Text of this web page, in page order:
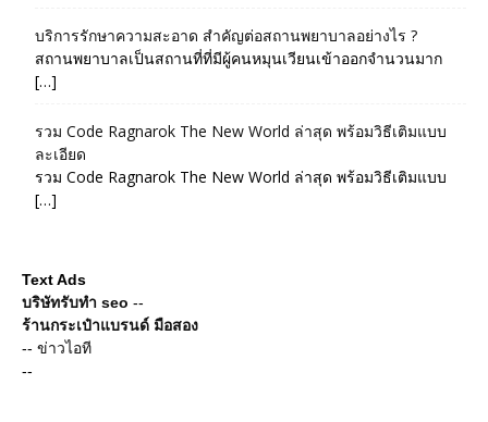
บริการรักษาความสะอาด สำคัญต่อสถานพยาบาลอย่างไร ?
สถานพยาบาลเป็นสถานที่ที่มีผู้คนหมุนเวียนเข้าออกจำนวนมาก
[…]
รวม Code Ragnarok The New World ล่าสุด พร้อมวิธีเติมแบบ
ละเอียด
รวม Code Ragnarok The New World ล่าสุด พร้อมวิธีเติมแบบ
[…]
Text Ads
บริษัทรับทำ seo --
ร้านกระเป๋าแบรนด์ มือสอง
-- ข่าวไอที
--